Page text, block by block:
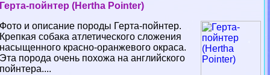
Герта-пойнтер (Hertha Pointer)
Фото и описание породы Герта-пойнтер.
Крепкая собака атлетического сложения
насыщенного красно-оранжевого окраса.
Эта порода очень похожа на английского
пойнтера....